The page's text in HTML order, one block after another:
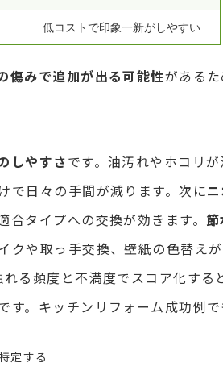
低コストで印象一新がしやすい
傷みで追加が出る可能性がある
しやすさです。油汚れやホコリ
で日々の手間が減ります。次に
タイプへの交換が効きます。
クや取っ手交換、壁紙の色替え
る頻度と不満度でスコア化する
す。キッチンリフォーム成功例
定する